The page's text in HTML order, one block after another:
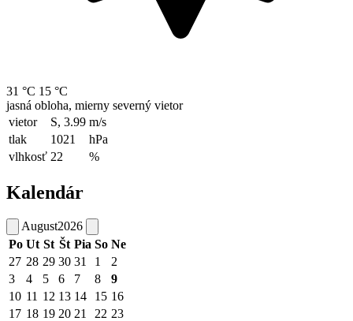
31 °C 15 °C
jasná obloha, mierny severný vietor
vietor
S, 3.99 m/s
tlak
1021
hPa
vlhkosť 22 %
Kalendár
August2026
Po Ut St Št Pia So Ne
27 28 29 30 31 1
2
3
4 5 6 7 8
9
10 11 12 13 14 15 16
17 18 19 20 21 22 23